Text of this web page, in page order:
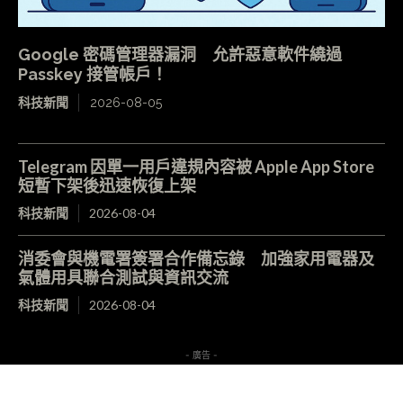
Google 密碼管理器漏洞 允許惡意軟件繞過
Passkey 接管帳戶！
科技新聞 2026-08-05
Telegram 因單一用戶違規內容被 Apple App Store
短暫下架後迅速恢復上架
科技新聞 2026-08-04
消委會與機電署簽署合作備忘錄 加強家用電器及
氣體用具聯合測試與資訊交流
科技新聞 2026-08-04
- 廣告 -